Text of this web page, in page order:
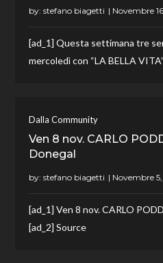
by:stefano biagetti
[ad_1] Questa settimana tre
mercoledì con “LA BELLA
Dalla Community
Ven 8 nov. CARLO
Donegal
by:stefano biagetti
[ad_1] Ven 8 nov. CARLO
[ad_2] Source